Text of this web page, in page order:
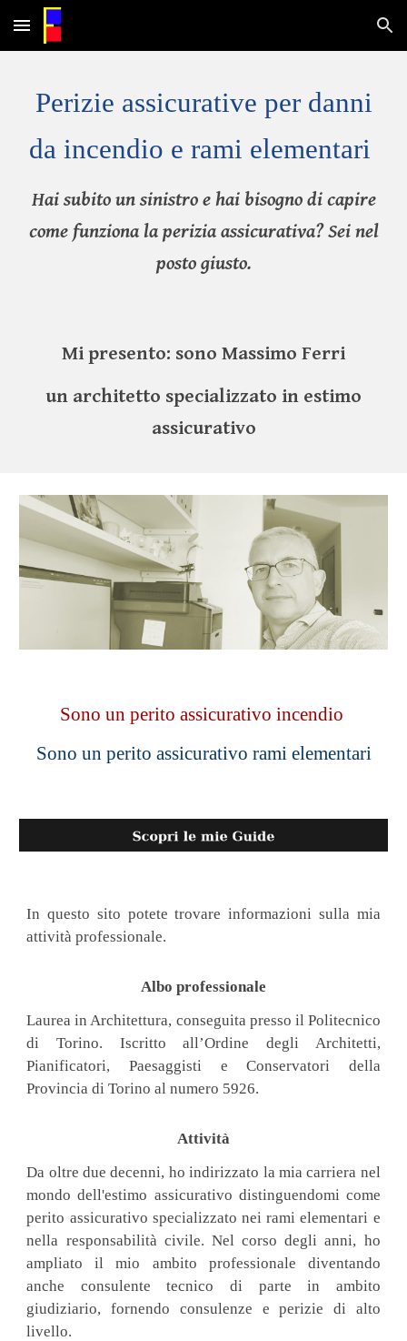
Skip to main content Skip to navigation
Perizie assicurative per danni
da incendio e rami elementari
Hai subito un sinistro e hai bisogno di capire
come funziona la perizia assicurativa? Sei nel
posto giusto.
Mi presento: sono Massimo Ferri
un architetto specializzato in estimo
assicurativo
Sono un perito assicurativo incendio
Sono un perito assicurativo rami elementari
In questo sito potete trovare informazioni sulla mia
attività professionale.
Albo professionale
Laurea in Architettura, conseguita presso il Politecnico
di Torino. Iscritto all’Ordine degli Architetti,
Pianificatori, Paesaggisti e Conservatori della
Provincia di Torino al numero 5926.
Attività
Da oltre due decenni, ho indirizzato la mia carriera nel
mondo dell'estimo assicurativo distinguendomi come
perito assicurativo specializzato nei rami elementari e
nella responsabilità civile. Nel corso degli anni, ho
ampliato il mio ambito professionale diventando
anche consulente tecnico di parte in ambito
giudiziario, fornendo consulenze e perizie di alto
livello.